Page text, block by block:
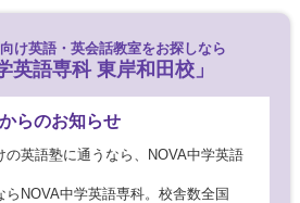
け英語・英会話教室をお探しなら
英語専科 東岸和田校」
らのお知らせ
の英語塾に通うなら、NOVA中学英語
らNOVA中学英語専科。校舎数全国